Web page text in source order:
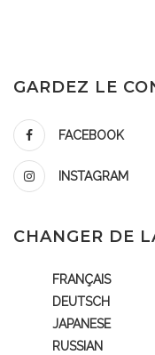
GARDEZ LE
FACEBOOK
INSTAGRAM
CHANGER DE
FRANÇAIS
DEUTSCH
JAPANESE
RUSSIAN